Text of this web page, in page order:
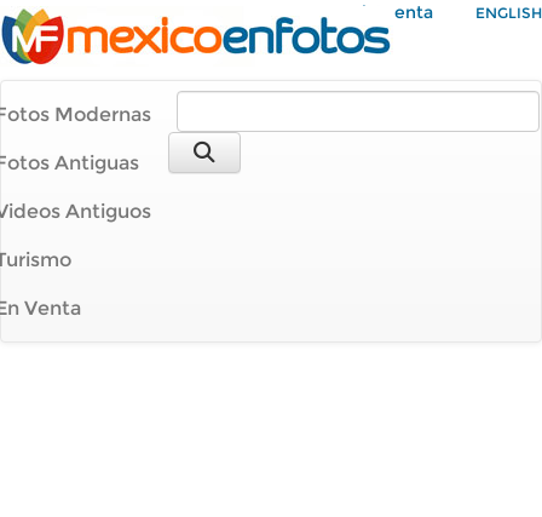
Mi Cuenta ENGLISH
Modernas
Antiguas
Antiguos
Venta